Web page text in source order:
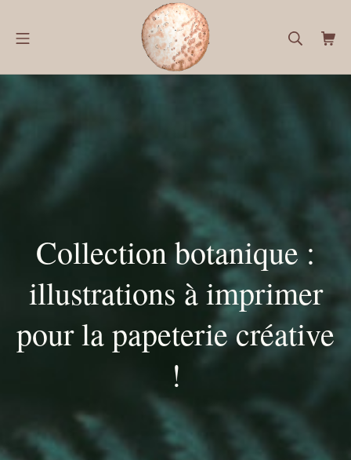
contenu
Menu mobile
Les curiosités de
Collection botanique :
illustrations à imprimer
pour la papeterie créative
!